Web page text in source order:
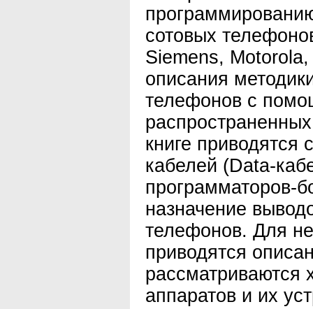
сотовых
Siemens,
описания
телефонов с
книге
кабелей (Data-
программаторов-
назначение
телефонов. Для
приводятся
рассматриваются
аппаратов и их